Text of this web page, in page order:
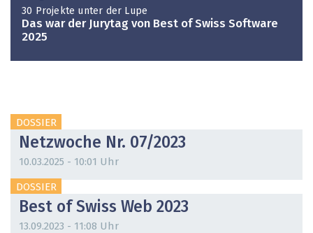
30 Projekte unter der Lupe
Das war der Jurytag von Best of Swiss Software
2025
DOSSIER
Netzwoche Nr. 07/2023
10.03.2025 - 10:01 Uhr
DOSSIER
Best of Swiss Web 2023
13.09.2023 - 11:08 Uhr